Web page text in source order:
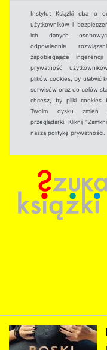
Instytut Książki dba o
użytkowników i
ich danych
odpowiednie
zapobiegające
prywatność
plików cookies, by ułatwić
serwisów oraz do celów
chcesz, by pliki cookies
Twoim dysku zmień
przeglądarki. Kliknij
naszą politykę prywatności.